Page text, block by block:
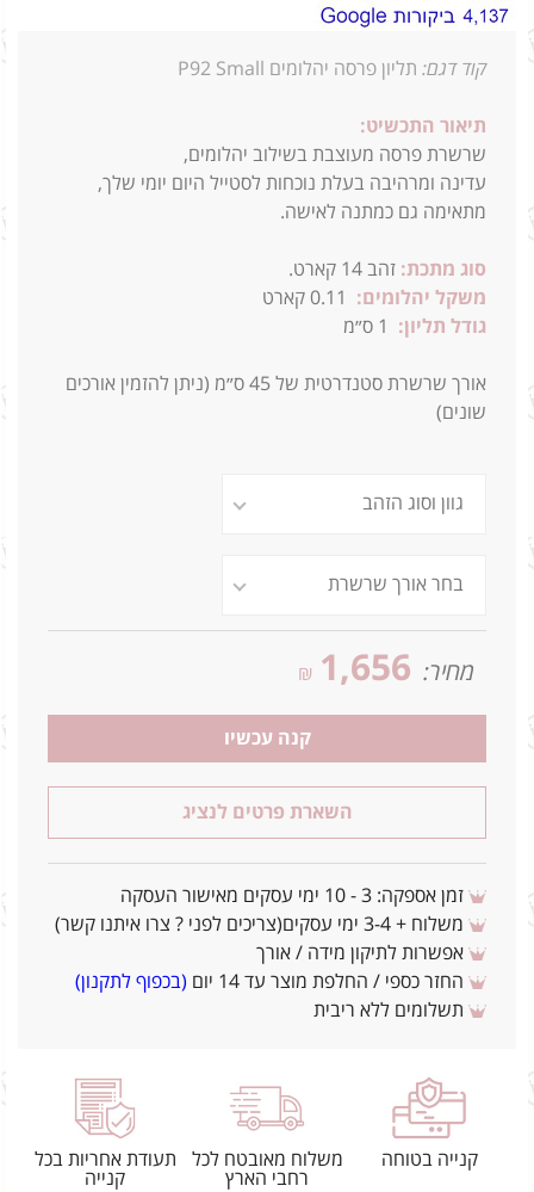
קוד דגם: תליון פרסה יהלומים P92 Small
תיאור התכשיט:
שרשרת פרסה מעוצבת בשילוב יהלומים,
עדינה ומרהיבה בעלת נוכחות לסטייל היום יומי שלך,
מתאימה גם כמתנה לאישה.
סוג מתכת: זהב 14 קארט.
משקל יהלומים: 0.11 קארט
גודל תליון: 1 ס״מ
אורך שרשרת סטנדרטית של 45 ס״מ (ניתן להזמין אורכים
שונים)
מחיר: 1,656
₪
קנה עכשיו
השארת פרטים לנציג
זמן אספקה: 3 - 10 ימי עסקים מאישור העסקה
משלוח + 3-4 ימי עסקים(צריכים לפני ? צרו איתנו קשר)
אפשרות לתיקון מידה / אורך
החזר כספי / החלפת מוצר עד 14 יום
(בכפוף לתקנון)
תשלומים ללא ריבית
קנייה בטוחה
משלוח מאובטח לכל
רחבי הארץ
תעודת אחריות בכל
קנייה